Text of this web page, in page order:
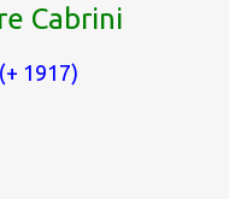
Cabrini
1917)